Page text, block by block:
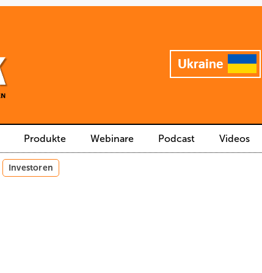
Produkte Webinare Podcast Videos
Investoren